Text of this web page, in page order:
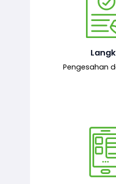
Pengesahan
Pegawai pelulus
dan memberi
kelulusan akhir
mematuhi
Setelah
MyRadha’ah